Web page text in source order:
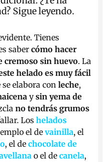
Sigue leyendo.
Tienes
sabercómo hacer
cremoso sin huevo. La
helado es muy fácil
se elabora conleche,
ysin yema de
no tendrás grumos
Loshelados
el devainilla, el
, el dechocolate de
o el decanela,